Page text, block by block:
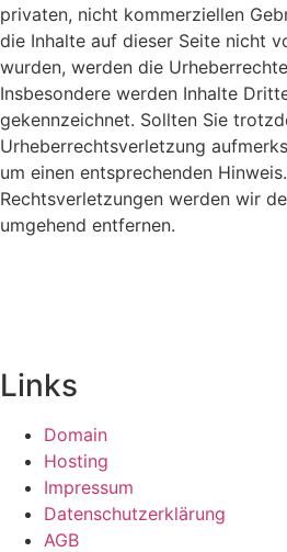
privaten, nicht kommerziellen
die Inhalte auf dieser Seite nicht
wurden, werden die
Insbesondere werden Inhalte
gekennzeichnet. Sollten Sie
Urheberrechtsverletzung
um einen entsprechenden
Rechtsverletzungen werden wir
umgehend entfernen.
Links
Domain
Hosting
Impressum
Datenschutzerklärung
AGB